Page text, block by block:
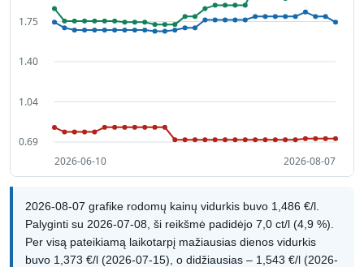
2026-08-07 grafike rodomų kainų vidurkis buvo 1,486 €/l.
Palyginti su 2026-07-08, ši reikšmė padidėjo 7,0 ct/l (4,9 %).
Per visą pateikiamą laikotarpį mažiausias dienos vidurkis
buvo 1,373 €/l (2026-07-15), o didžiausias – 1,543 €/l (2026-